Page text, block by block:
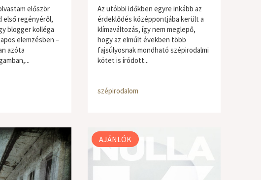
először
első regényéről,
blogger kolléga
elemzésben –
azóta
Az utóbbi időkben egyre inkább az
érdeklődés középpontjába került a
klímaváltozás, így nem meglepő,
hogy az elmúlt években több
fajsúlyosnak mondható szépirodalmi
kötet is íródott...
szépirodalom
AJÁNLÓK